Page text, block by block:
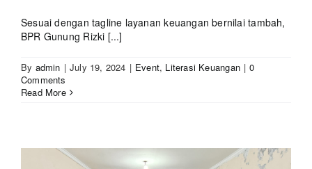
Sesuai dengan tagline layanan keuangan bernilai tambah,
BPR Gunung Rizki [...]
By admin | July 19, 2024 | Event, Literasi Keuangan | 0
Comments
Read More